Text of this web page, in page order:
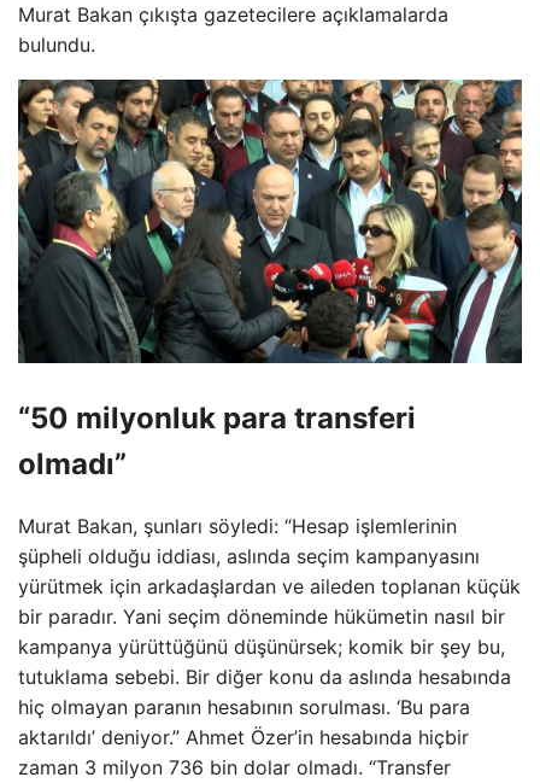
Murat Bakan çıkışta gazetecilere açıklamalarda
bulundu.
“50 milyonluk para transferi
olmadı”
Murat Bakan, şunları söyledi: “Hesap işlemlerinin
şüpheli olduğu iddiası, aslında seçim kampanyasını
yürütmek için arkadaşlardan ve aileden toplanan küçük
bir paradır. Yani seçim döneminde hükümetin nasıl bir
kampanya yürüttüğünü düşünürsek; komik bir şey bu,
tutuklama sebebi. Bir diğer konu da aslında hesabında
hiç olmayan paranın hesabının sorulması. ‘Bu para
aktarıldı’ deniyor.” Ahmet Özer’in hesabında hiçbir
zaman 3 milyon 736 bin dolar olmadı. “Transfer